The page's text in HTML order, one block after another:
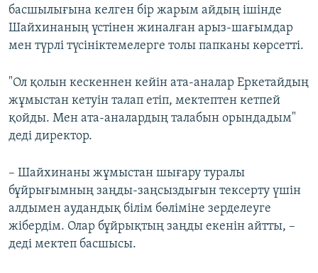
басшылығына келген бір жарым айдың ішінде
Шайхинаның үстінен жиналған арыз-шағымдар
мен түрлі түсініктемелерге толы папканы көрсетті.
"Ол қолын кескеннен кейін ата-аналар Еркетайдың
жұмыстан кетуін талап етіп, мектептен кетпей
қойды. Мен ата-аналардың талабын орындадым"
деді директор.
– Шайхинаны жұмыстан шығару туралы
бұйрығымның заңды-заңсыздығын тексерту үшін
алдымен аудандық білім бөліміне зерделеуге
жібердім. Олар бұйрықтың заңды екенін айтты, –
деді мектеп басшысы.